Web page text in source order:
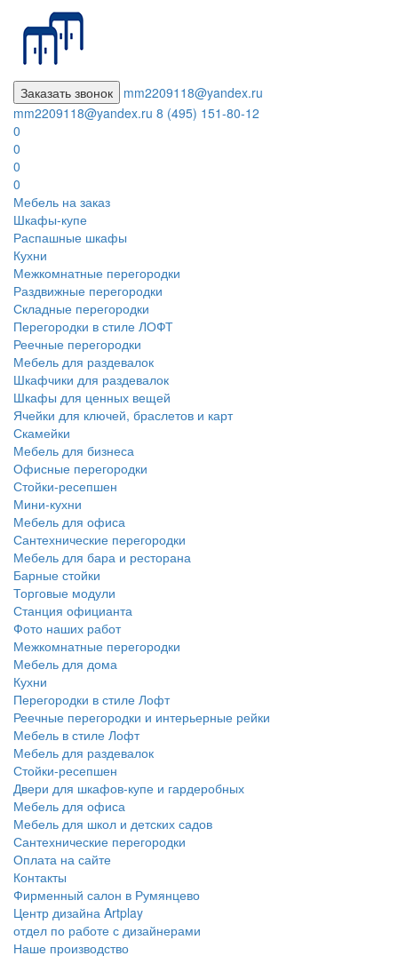
Заказать звонок
mm2209118@yandex.ru
mm2209118@yandex.ru 8 (495) 151-80-12
0
0
0
0
Мебель на заказ
Шкафы-купе
Распашные шкафы
Кухни
Межкомнатные перегородки
Раздвижные перегородки
Складные перегородки
Перегородки в стиле ЛОФТ
Реечные перегородки
Мебель для раздевалок
Шкафчики для раздевалок
Шкафы для ценных вещей
Ячейки для ключей, браслетов и карт
Скамейки
Мебель для бизнеса
Офисные перегородки
Стойки-ресепшен
Мини-кухни
Мебель для офиса
Сантехнические перегородки
Мебель для бара и ресторана
Барные стойки
Торговые модули
Станция официанта
Фото наших работ
Межкомнатные перегородки
Мебель для дома
Кухни
Перегородки в стиле Лофт
Реечные перегородки и интерьерные рейки
Мебель в стиле Лофт
Мебель для раздевалок
Стойки-ресепшен
Двери для шкафов-купе и гардеробных
Мебель для офиса
Мебель для школ и детских садов
Сантехнические перегородки
Оплата на сайте
Контакты
Фирменный салон в Румянцево
Центр дизайна Artplay
отдел по работе с дизайнерами
Наше производство